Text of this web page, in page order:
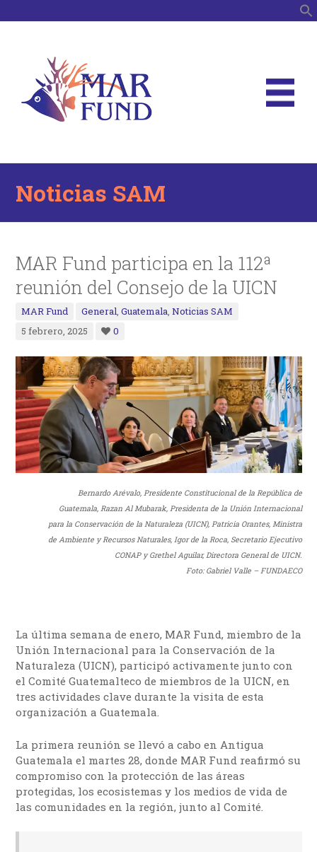
Noticias SAM
MAR Fund participa en la 112ª
reunión del Consejo de la UICN
MAR Fund General,Guatemala,Noticias SAM
5 febrero, 2025
0
Bernardo Arévalo, Presidente Constitucional de la República de
Guatemala, Razan Al Mubarak, Presidenta de la Unión Internacional
para la Conservación de la Naturaleza (UICN), Patricia Orantes, Ministra
de Ambiente y Recursos Naturales, Igor de la Roca, Secretario Ejecutivo
CONAP y Grethel Aguilar, Directora General de UICN.
Foto: Gabriel Valle – FUNDAECO
La última semana de enero, MAR Fund, miembro de la
Unión Internacional para la Conservación de la
Naturaleza (UICN), participó activamente junto con
el Comité Guatemalteco de miembros de la UICN, en
tres actividades clave durante la visita de esta
organización a Guatemala.
La primera reunión se llevó a cabo en Antigua
Guatemala el martes 28, donde MAR Fund reafirmó su
compromiso con la protección de las áreas
protegidas, los ecosistemas y los medios de vida de
las comunidades en la región, junto al Comité.